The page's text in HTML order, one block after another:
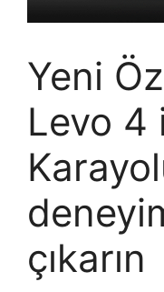
Yeni
Levo 4
çıkarın